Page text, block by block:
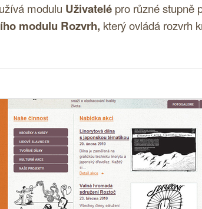
modulu Uživatelé pro různé stupně
modulu Rozvrh, který ovládá rozvrh